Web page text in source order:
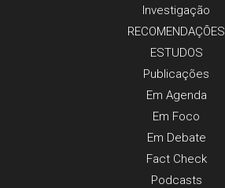
Investigaçãо
RECOMENDAÇÕES
ESTUDOS
Publicaçõеs
Em Agenda
Em Foco
Em Debate
Fact Check
Podcasts